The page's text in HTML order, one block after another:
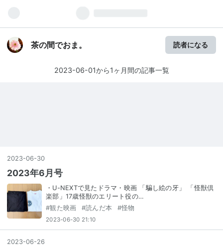
茶の間でおま。 読者になる
2023-06-01から1ヶ月間の記事一覧
2023-06-30
2023年6月号
・U-NEXTで見たドラマ・映画 「騙し絵の牙」 「怪獣倶
楽部」17歳怪獣のエリート役の…
#観た映画 #読んだ本 #怪物
2023-06-30 21:10
2023-06-26